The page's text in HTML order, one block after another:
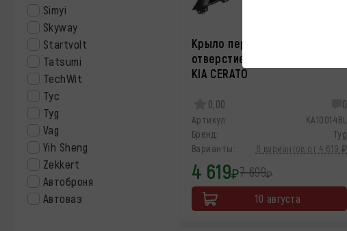
Simyi
Skyway
Startvolt
Tatsumi
TechWit
Tyc
Tyg
Vag
Yih Sheng
Zekkert
Автоброня
Автоваз
Крыло переднее левое (с
отверстием под повторитель)
KIA CERATO
0,00 0
Артикул:
KA10014BL
Бренд:
Tyg
Варианты:
6 вариантов от 4 619 ₽
4 619₽7 699₽
10 августа